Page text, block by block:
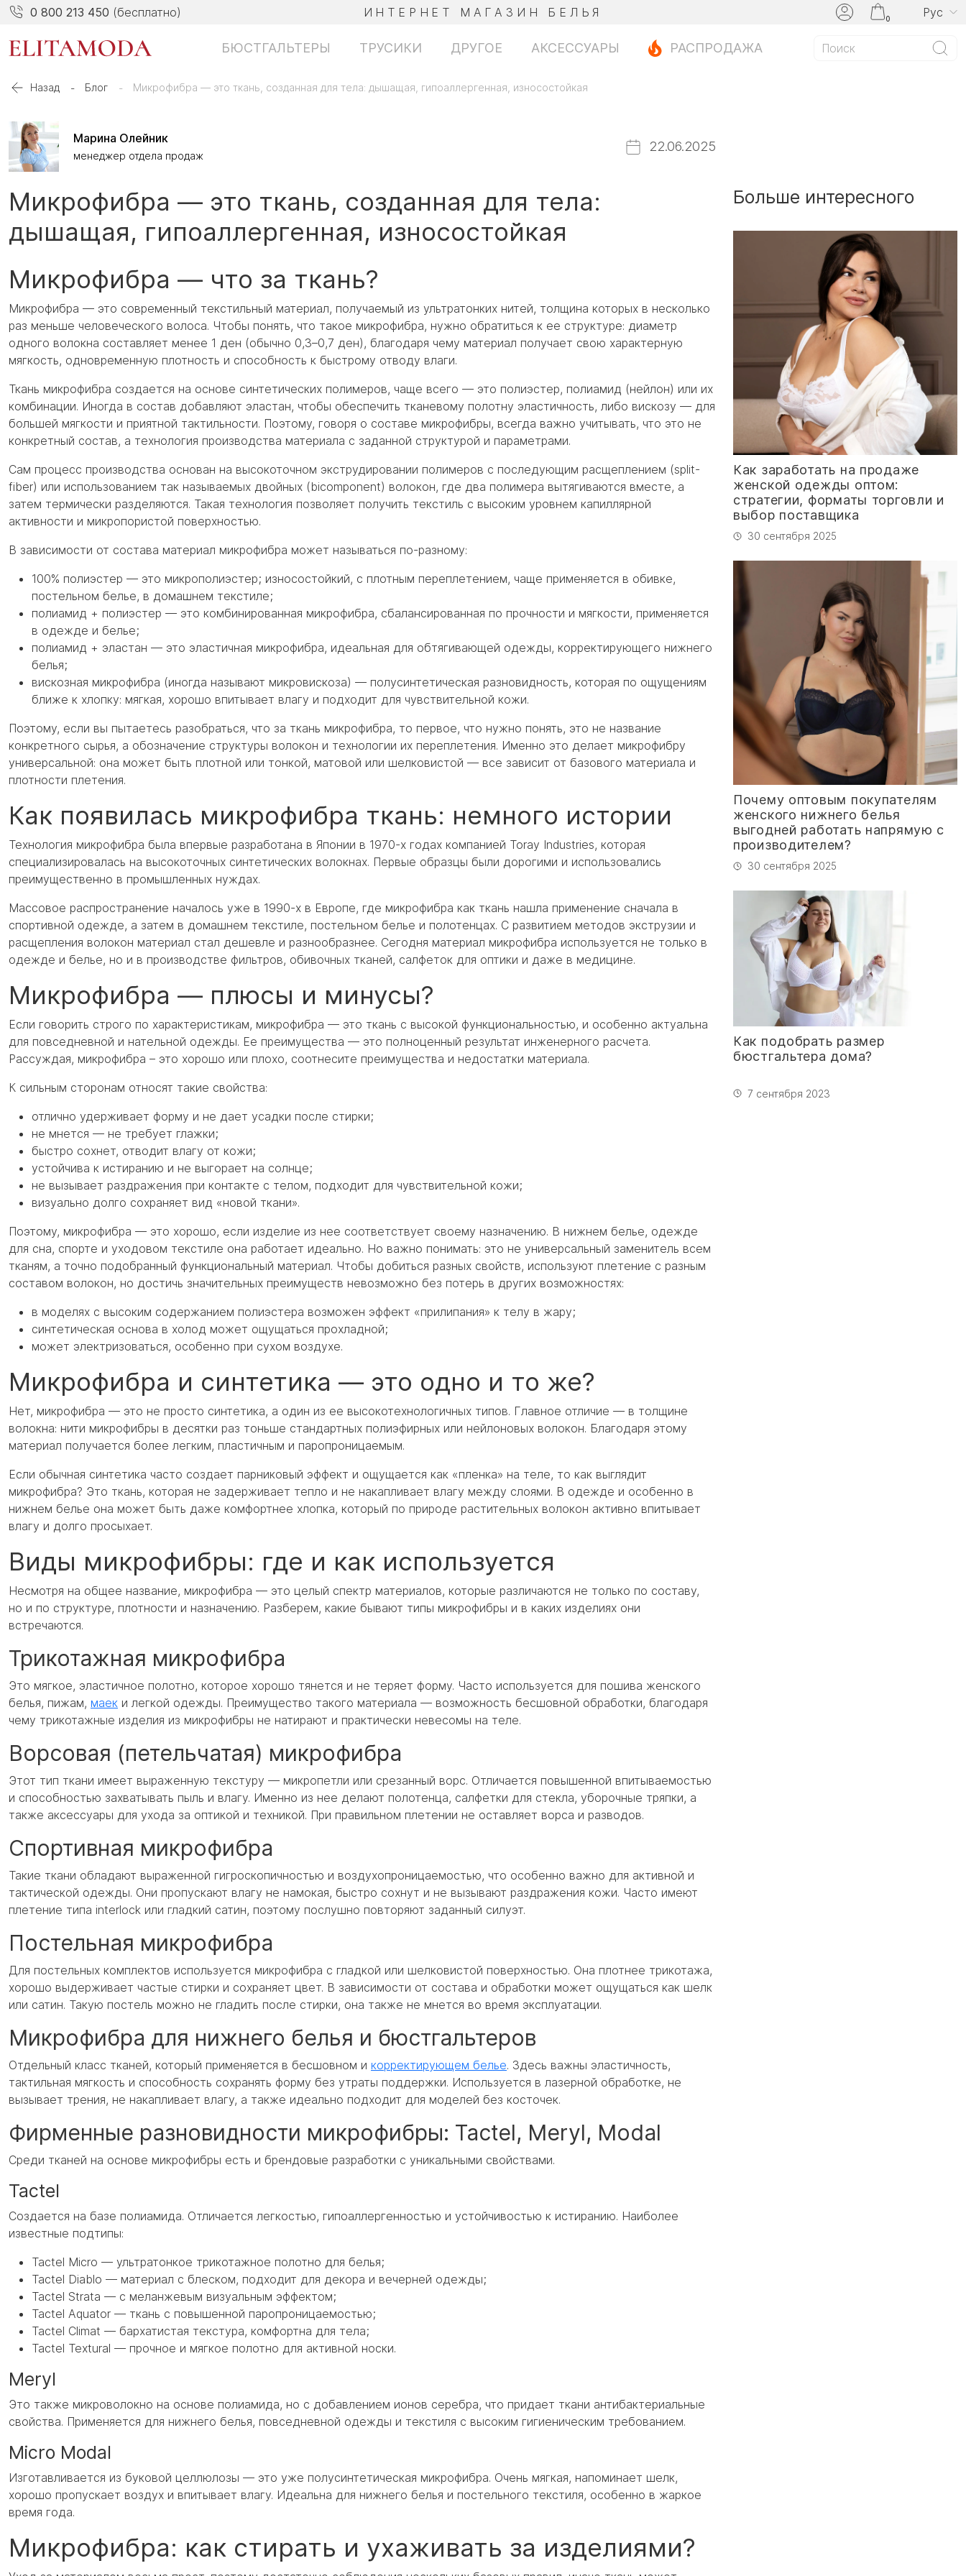
0 800 213 450 (бесплатно) ИНТЕРНЕТ МАГАЗИН БЕЛЬЯ 0 Рус
БЮСТГАЛЬТЕРЫ ТРУСИКИ ДРУГОЕ АКСЕССУАРЫ РАСПРОДАЖА
Назад Блог Микрофибра — это ткань, созданная для тела: дышащая, гипоаллергенная, износостойкая
Марина Олейник
менеджер отдела продаж
22.06.2025
Микрофибра — это ткань, созданная для тела:
дышащая, гипоаллергенная, износостойкая
Микрофибра — что за ткань?
Микрофибра — это современный текстильный материал, получаемый из ультратонких нитей, толщина которых в несколько
раз меньше человеческого волоса. Чтобы понять, что такое микрофибра, нужно обратиться к ее структуре: диаметр
одного волокна составляет менее 1 ден (обычно 0,3–0,7 ден), благодаря чему материал получает свою характерную
мягкость, одновременную плотность и способность к быстрому отводу влаги.
Ткань микрофибра создается на основе синтетических полимеров, чаще всего — это полиэстер, полиамид (нейлон) или их
комбинации. Иногда в состав добавляют эластан, чтобы обеспечить тканевому полотну эластичность, либо вискозу — для
большей мягкости и приятной тактильности. Поэтому, говоря о составе микрофибры, всегда важно учитывать, что это не
конкретный состав, а технология производства материала с заданной структурой и параметрами.
Сам процесс производства основан на высокоточном экструдировании полимеров с последующим расщеплением (split-
fiber) или использованием так называемых двойных (bicomponent) волокон, где два полимера вытягиваются вместе, а
затем термически разделяются. Такая технология позволяет получить текстиль с высоким уровнем капиллярной
активности и микропористой поверхностью.
В зависимости от состава материал микрофибра может называться по-разному:
100% полиэстер — это микрополиэстер; износостойкий, с плотным переплетением, чаще применяется в обивке,
постельном белье, в домашнем текстиле;
полиамид + полиэстер — это комбинированная микрофибра, сбалансированная по прочности и мягкости, применяется
в одежде и белье;
полиамид + эластан — это эластичная микрофибра, идеальная для обтягивающей одежды, корректирующего нижнего
белья;
вискозная микрофибра (иногда называют микровискоза) — полусинтетическая разновидность, которая по ощущениям
ближе к хлопку: мягкая, хорошо впитывает влагу и подходит для чувствительной кожи.
Поэтому, если вы пытаетесь разобраться, что за ткань микрофибра, то первое, что нужно понять, это не название
конкретного сырья, а обозначение структуры волокон и технологии их переплетения. Именно это делает микрофибру
универсальной: она может быть плотной или тонкой, матовой или шелковистой — все зависит от базового материала и
плотности плетения.
Как появилась микрофибра ткань: немного истории
Технология микрофибра была впервые разработана в Японии в 1970-х годах компанией Toray Industries, которая
специализировалась на высокоточных синтетических волокнах. Первые образцы были дорогими и использовались
преимущественно в промышленных нуждах.
Массовое распространение началось уже в 1990-х в Европе, где микрофибра как ткань нашла применение сначала в
спортивной одежде, а затем в домашнем текстиле, постельном белье и полотенцах. С развитием методов экструзии и
расщепления волокон материал стал дешевле и разнообразнее. Сегодня материал микрофибра используется не только в
одежде и белье, но и в производстве фильтров, обивочных тканей, салфеток для оптики и даже в медицине.
Микрофибра — плюсы и минусы?
Если говорить строго по характеристикам, микрофибра — это ткань с высокой функциональностью, и особенно актуальна
для повседневной и нательной одежды. Ее преимущества — это полноценный результат инженерного расчета.
Рассуждая, микрофибра – это хорошо или плохо, соотнесите преимущества и недостатки материала.
К сильным сторонам относят такие свойства:
отлично удерживает форму и не дает усадки после стирки;
не мнется — не требует глажки;
быстро сохнет, отводит влагу от кожи;
устойчива к истиранию и не выгорает на солнце;
не вызывает раздражения при контакте с телом, подходит для чувствительной кожи;
визуально долго сохраняет вид «новой ткани».
Поэтому, микрофибра — это хорошо, если изделие из нее соответствует своему назначению. В нижнем белье, одежде
для сна, спорте и уходовом текстиле она работает идеально. Но важно понимать: это не универсальный заменитель всем
тканям, а точно подобранный функциональный материал. Чтобы добиться разных свойств, используют плетение с разным
составом волокон, но достичь значительных преимуществ невозможно без потерь в других возможностях:
в моделях с высоким содержанием полиэстера возможен эффект «прилипания» к телу в жару;
синтетическая основа в холод может ощущаться прохладной;
может электризоваться, особенно при сухом воздухе.
Микрофибра и синтетика — это одно и то же?
Нет, микрофибра — это не просто синтетика, а один из ее высокотехнологичных типов. Главное отличие — в толщине
волокна: нити микрофибры в десятки раз тоньше стандартных полиэфирных или нейлоновых волокон. Благодаря этому
материал получается более легким, пластичным и паропроницаемым.
Если обычная синтетика часто создает парниковый эффект и ощущается как «пленка» на теле, то как выглядит
микрофибра? Это ткань, которая не задерживает тепло и не накапливает влагу между слоями. В одежде и особенно в
нижнем белье она может быть даже комфортнее хлопка, который по природе растительных волокон активно впитывает
влагу и долго просыхает.
Виды микрофибры: где и как используется
Несмотря на общее название, микрофибра — это целый спектр материалов, которые различаются не только по составу,
но и по структуре, плотности и назначению. Разберем, какие бывают типы микрофибры и в каких изделиях они
встречаются.
Трикотажная микрофибра
Это мягкое, эластичное полотно, которое хорошо тянется и не теряет форму. Часто используется для пошива женского
белья, пижам, маек и легкой одежды. Преимущество такого материала — возможность бесшовной обработки, благодаря
чему трикотажные изделия из микрофибры не натирают и практически невесомы на теле.
Ворсовая (петельчатая) микрофибра
Этот тип ткани имеет выраженную текстуру — микропетли или срезанный ворс. Отличается повышенной впитываемостью
и способностью захватывать пыль и влагу. Именно из нее делают полотенца, салфетки для стекла, уборочные тряпки, а
также аксессуары для ухода за оптикой и техникой. При правильном плетении не оставляет ворса и разводов.
Спортивная микрофибра
Такие ткани обладают выраженной гигроскопичностью и воздухопроницаемостью, что особенно важно для активной и
тактической одежды. Они пропускают влагу не намокая, быстро сохнут и не вызывают раздражения кожи. Часто имеют
плетение типа interlock или гладкий сатин, поэтому послушно повторяют заданный силуэт.
Постельная микрофибра
Для постельных комплектов используется микрофибра с гладкой или шелковистой поверхностью. Она плотнее трикотажа,
хорошо выдерживает частые стирки и сохраняет цвет. В зависимости от состава и обработки может ощущаться как шелк
или сатин. Такую постель можно не гладить после стирки, она также не мнется во время эксплуатации.
Микрофибра для нижнего белья и бюстгальтеров
Отдельный класс тканей, который применяется в бесшовном и корректирующем белье. Здесь важны эластичность,
тактильная мягкость и способность сохранять форму без утраты поддержки. Используется в лазерной обработке, не
вызывает трения, не накапливает влагу, а также идеально подходит для моделей без косточек.
Фирменные разновидности микрофибры: Tactel, Meryl, Modal
Среди тканей на основе микрофибры есть и брендовые разработки с уникальными свойствами.
Tactel
Создается на базе полиамида. Отличается легкостью, гипоаллергенностью и устойчивостью к истиранию. Наиболее
известные подтипы:
Tactel Micro — ультратонкое трикотажное полотно для белья;
Tactel Diablo — материал с блеском, подходит для декора и вечерней одежды;
Tactel Strata — с меланжевым визуальным эффектом;
Tactel Aquator — ткань с повышенной паропроницаемостью;
Tactel Climat — бархатистая текстура, комфортна для тела;
Tactel Textural — прочное и мягкое полотно для активной носки.
Meryl
Это также микроволокно на основе полиамида, но с добавлением ионов серебра, что придает ткани антибактериальные
свойства. Применяется для нижнего белья, повседневной одежды и текстиля с высоким гигиеническим требованием.
Micro Modal
Изготавливается из буковой целлюлозы — это уже полусинтетическая микрофибра. Очень мягкая, напоминает шелк,
хорошо пропускает воздух и впитывает влагу. Идеальна для нижнего белья и постельного текстиля, особенно в жаркое
время года.
Микрофибра: как стирать и ухаживать за изделиями?
Больше интересного
Как заработать на продаже
женской одежды оптом:
стратегии, форматы торговли и
выбор поставщика
30 сентября 2025
Почему оптовым покупателям
женского нижнего белья
выгодней работать напрямую с
производителем?
30 сентября 2025
Как подобрать размер
бюстгальтера дома?
7 сентября 2023